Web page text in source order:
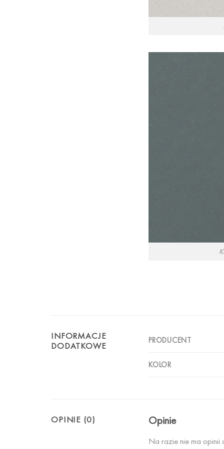
INFORMACJE
DODATKOWE
PRODUCENT
KOLOR
OPINIE (0) Opinie
Na razie nie ma opinii